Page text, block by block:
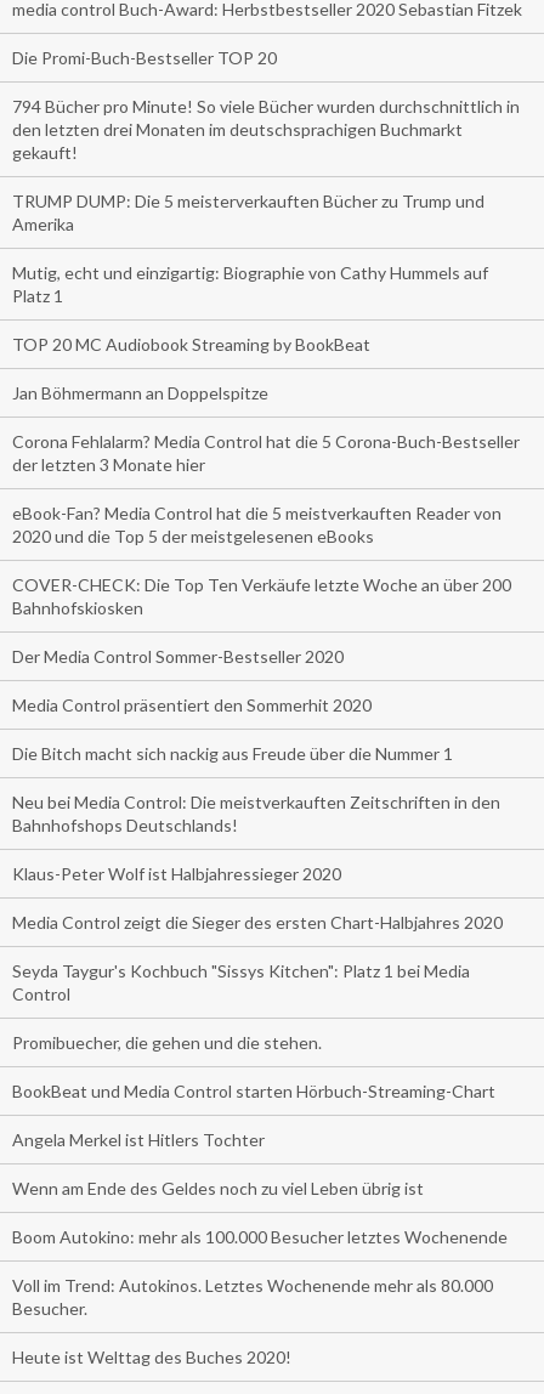
media control Buch-Award: Herbstbestseller 2020 Sebastian Fitzek
Die Promi-Buch-Bestseller TOP 20
794 Bücher pro Minute! So viele Bücher wurden durchschnittlich in
den letzten drei Monaten im deutschsprachigen Buchmarkt
gekauft!
TRUMP DUMP: Die 5 meisterverkauften Bücher zu Trump und
Amerika
Mutig, echt und einzigartig: Biographie von Cathy Hummels auf
Platz 1
TOP 20 MC Audiobook Streaming by BookBeat
Jan Böhmermann an Doppelspitze
Corona Fehlalarm? Media Control hat die 5 Corona-Buch-Bestseller
der letzten 3 Monate hier
eBook-Fan? Media Control hat die 5 meistverkauften Reader von
2020 und die Top 5 der meistgelesenen eBooks
COVER-CHECK: Die Top Ten Verkäufe letzte Woche an über 200
Bahnhofskiosken
Der Media Control Sommer-Bestseller 2020
Media Control präsentiert den Sommerhit 2020
Die Bitch macht sich nackig aus Freude über die Nummer 1
Neu bei Media Control: Die meistverkauften Zeitschriften in den
Bahnhofshops Deutschlands!
Klaus-Peter Wolf ist Halbjahressieger 2020
Media Control zeigt die Sieger des ersten Chart-Halbjahres 2020
Seyda Taygur's Kochbuch "Sissys Kitchen": Platz 1 bei Media
Control
Promibuecher, die gehen und die stehen.
BookBeat und Media Control starten Hörbuch-Streaming-Chart
Angela Merkel ist Hitlers Tochter
Wenn am Ende des Geldes noch zu viel Leben übrig ist
Boom Autokino: mehr als 100.000 Besucher letztes Wochenende
Voll im Trend: Autokinos. Letztes Wochenende mehr als 80.000
Besucher.
Heute ist Welttag des Buches 2020!